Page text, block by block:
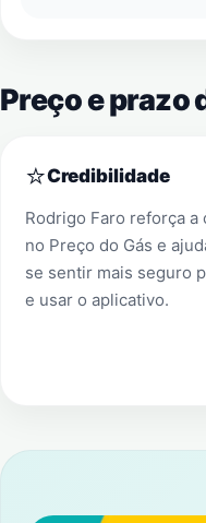
Preço e prazo
⭐Credibilidade
Rodrigo Faro reforça a
no Preço do Gás e
se sentir mais seguro
e usar o aplicativo.